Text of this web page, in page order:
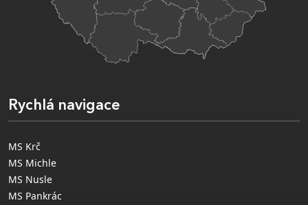
Rychlá navigace
MS Krč
MS Michle
MS Nusle
MS Pankrác